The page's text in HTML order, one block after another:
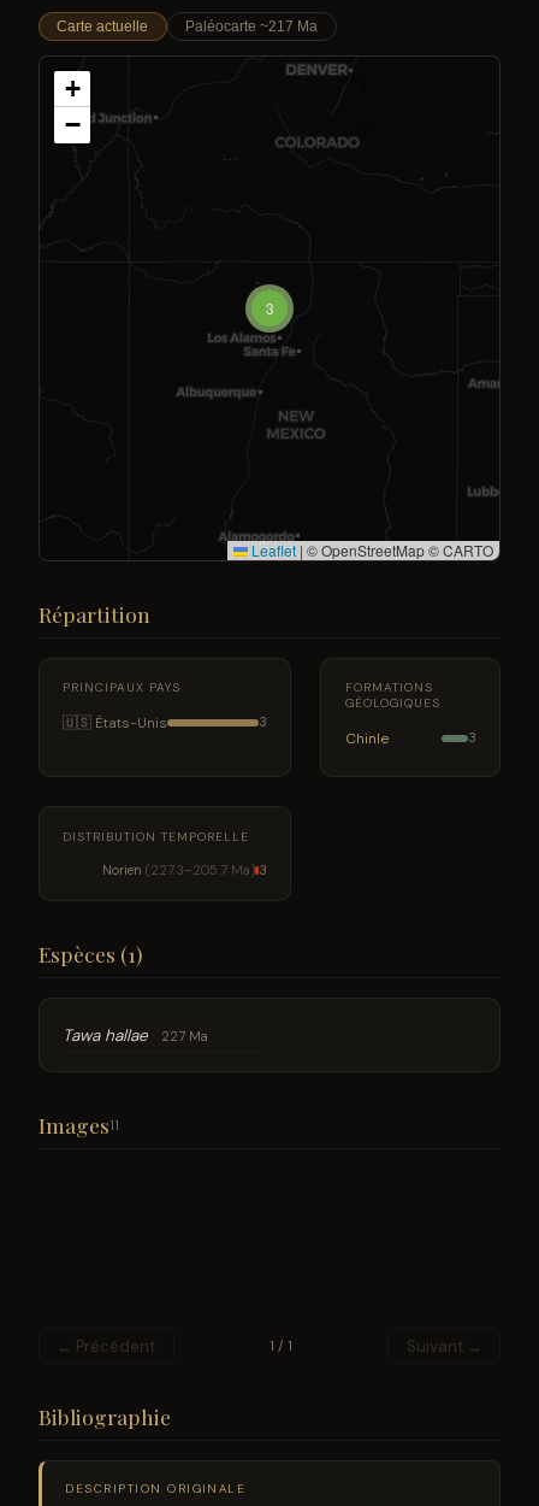
Carte actuelle Paléocarte ~217 Ma
3
+
−
Leaflet | © OpenStreetMap © CARTO
Répartition
PRINCIPAUX PAYS
🇺🇸 États-Unis 3
FORMATIONS
GÉOLOGIQUES
Chinle 3
DISTRIBUTION TEMPORELLE
Norien (227.3–205.7 Ma) 3
Espèces (1)
Tawa hallae 227 Ma
Images11
← Précédent 1 / 1 Suivant →
Bibliographie
DESCRIPTION ORIGINALE